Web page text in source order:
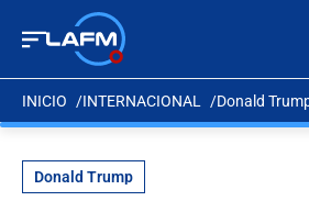
INICIO INTERNACIONAL Donald
Donald Trump